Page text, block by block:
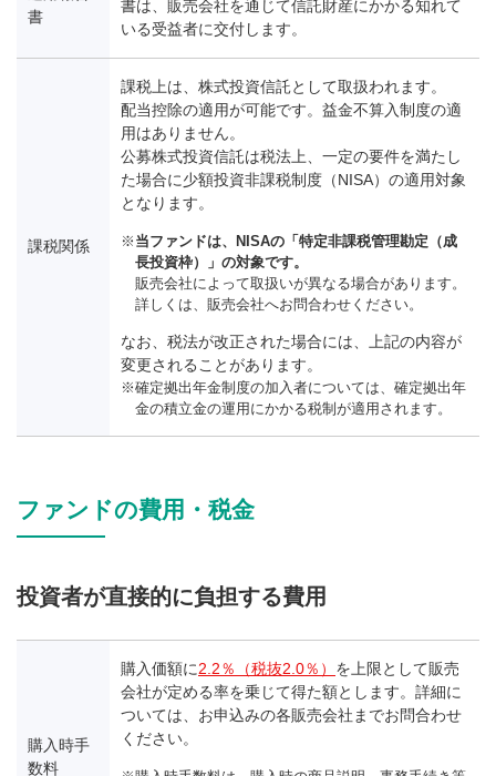
書
書は、販売会社を通じて信託財産にかかる知れて
いる受益者に交付します。
課税関係
課税上は、株式投資信託として取扱われます。
配当控除の適用が可能です。益金不算入制度の適
用はありません。
公募株式投資信託は税法上、一定の要件を満たし
た場合に少額投資非課税制度（NISA）の適用対象
となります。
当ファンドは、NISAの「特定非課税管理勘定（成
長投資枠）」の対象です。
販売会社によって取扱いが異なる場合があります。
詳しくは、販売会社へお問合わせください。
なお、税法が改正された場合には、上記の内容が
変更されることがあります。
確定拠出年金制度の加入者については、確定拠出年
金の積立金の運用にかかる税制が適用されます。
ファンドの費用・税金
投資者が直接的に負担する費用
購入時手
数料
購入価額に2.2％（税抜2.0％） を上限として販売
会社が定める率を乗じて得た額とします。詳細に
ついては、お申込みの各販売会社までお問合わせ
ください。